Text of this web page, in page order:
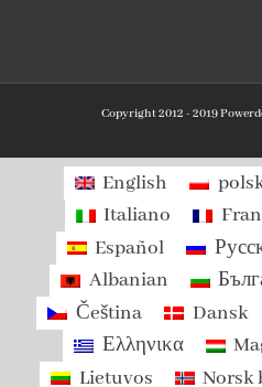
Copyright 2012 - 2019
English
Italiano
Español
Albanian
Čeština
Dansk
Ελληνικα
Lietuvos
Norsk